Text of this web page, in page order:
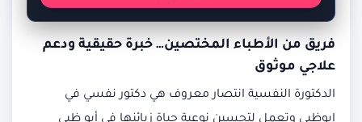
فريق من الأطباء المختصين… خبرة حقيقية ودعم
علاجي موثوق
الدكتورة النفسية انتصار معروف هي دكتور نفسي في
ابوظبي وتعمل لتحسين نوعية حياة زبائنها في أبو ظبي